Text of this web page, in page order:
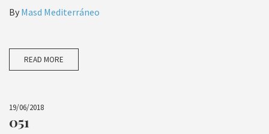
By Masd Mediterráneo
READ MORE
19/06/2018
051